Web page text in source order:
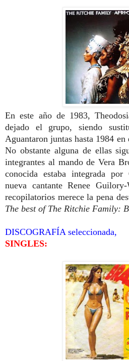
En este año de 1983,
dejado el grupo, siendo
Aguantaron juntas hasta 1984 en
No obstante alguna de ellas
integrantes al mando de Vera
conocida estaba integrada
nueva cantante Renee
recopilatorios merece la pena
The best of The Ritchie Family:
DISCOGRAFÍA seleccionada,
SINGLES: